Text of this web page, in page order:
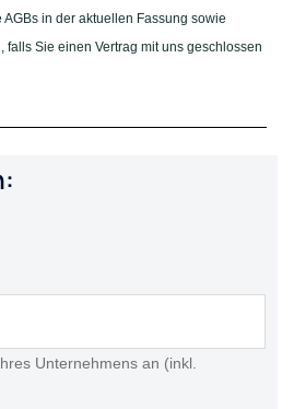
in der aktuellen Fassung sowie
falls Sie einen Vertrag mit uns geschlossen
Unternehmens an (inkl.